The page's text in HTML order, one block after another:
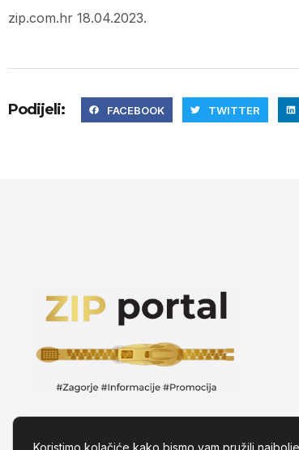
zip.com.hr 18.04.2023.
Podijeli: FACEBOOK TWITTER
Koristimo kolačiće kako bismo vam pružili najbolje